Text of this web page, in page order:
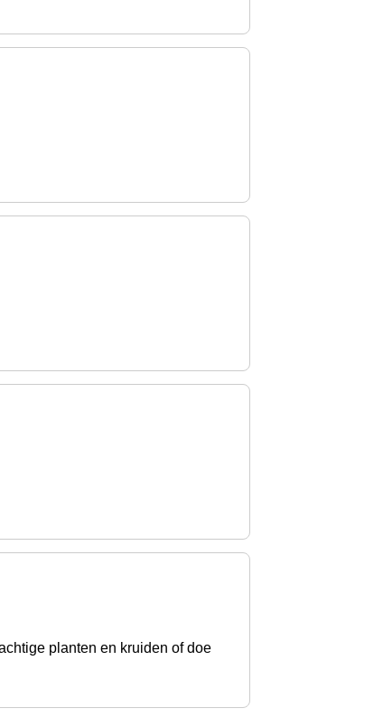
planten en kruiden of doe